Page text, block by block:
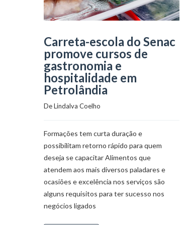
Carreta-escola do Senac
promove cursos de
gastronomia e
hospitalidade em
Petrolândia
De Lindalva Coelho
Formações tem curta duração e
possibilitam retorno rápido para quem
deseja se capacitar Alimentos que
atendem aos mais diversos paladares e
ocasiões e excelência nos serviços são
alguns requisitos para ter sucesso nos
negócios ligados